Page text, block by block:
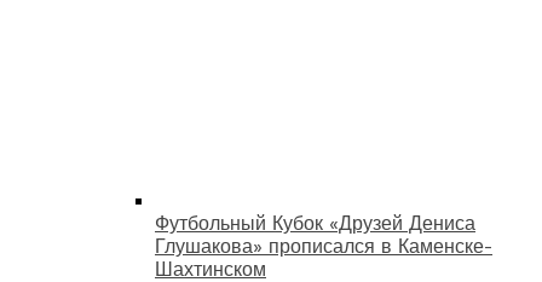
Футбольный Кубок «Друзей Дениса
Глушакова» прописался в Каменске-
Шахтинском